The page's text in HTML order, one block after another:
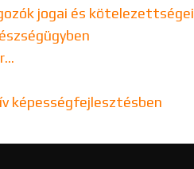
jogai és kötelezettségei
képességfejlesztésben